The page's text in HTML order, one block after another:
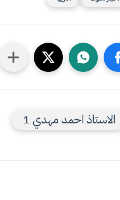
الاستاذ احمد مهدي 1